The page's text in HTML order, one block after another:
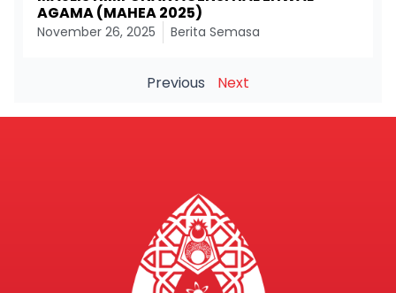
AGAMA (MAHEA 2025)
November 26, 2025 Berita Semasa
Previous Next